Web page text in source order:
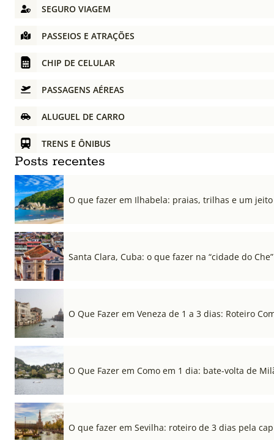
SEGURO VIAGEM
PASSEIOS E ATRAÇÕES
CHIP DE CELULAR
PASSAGENS AÉREAS
ALUGUEL DE CARRO
TRENS E ÔNIBUS
Posts recentes
O que fazer em Ilhabela: praias, trilhas e um
Santa Clara, Cuba: o que fazer na “cidade do Che”
O Que Fazer em Veneza de 1 a 3 dias: Roteiro
O Que Fazer em Como em 1 dia: bate-volta de
O que fazer em Sevilha: roteiro de 3 dias pela